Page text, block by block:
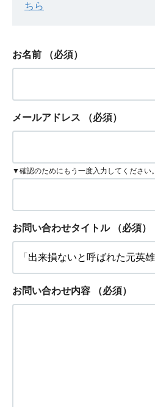
ちら
お名前 （必須）
メールアドレス （必須）
▼確認のためにもう一度入力してください。
お問い合わせタイトル （必須）
お問い合わせ内容 （必須）